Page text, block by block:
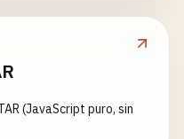
(JavaScript puro, sin